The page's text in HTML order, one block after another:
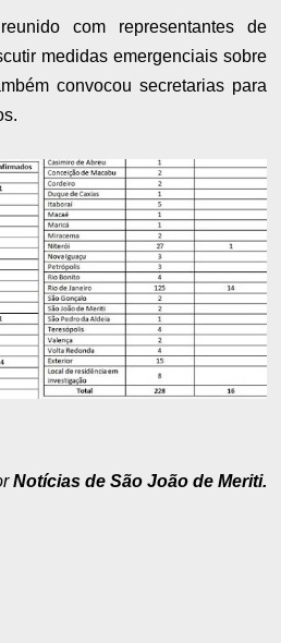
com representantes de
medidas emergenciais sobre
convocou secretarias para
Notícias de São João de Meriti.